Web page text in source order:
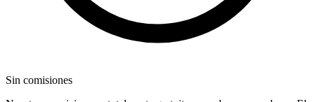
Sin comisiones